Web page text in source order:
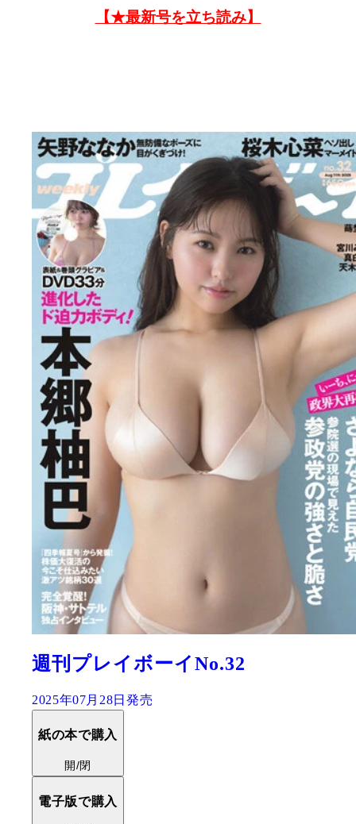
【★最新号を立ち読み】
週刊プレイボーイNo.32
2025年07月28日発売
紙の本で購入
開/閉
電子版で購入